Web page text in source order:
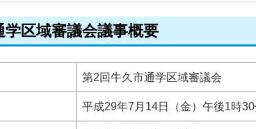
区域審議会議事概要
第2回牛久市通学区域審議会
平成29年7月14日（金）午後1時30